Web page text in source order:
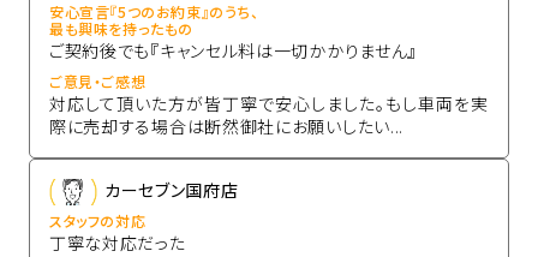
安心宣言『5つのお約束』のうち、
最も興味を持ったもの
ご契約後でも『キャンセル料は一切かかりません』
ご意見・ご感想
対応して頂いた方が皆丁寧で安心しました。もし車両を実
際に売却する場合は断然御社にお願いしたい...
カーセブン国府店
スタッフの対応
丁寧な対応だった